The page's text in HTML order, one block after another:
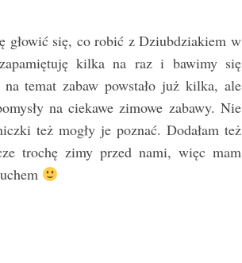
głowić się, co robić z Dziubdziakiem w
kilka na raz i bawimy się
temat zabaw powstało już kilka, ale
na ciekawe zimowe zabawy. Nie
też mogły je poznać. Dodałam też
trochę zimy przed nami, więc mam